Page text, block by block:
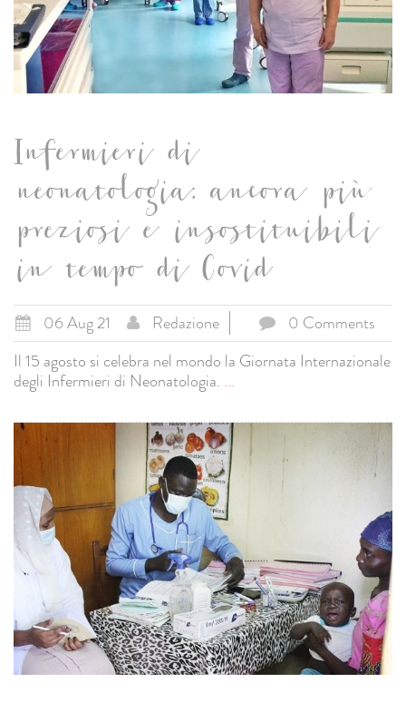
Infermieri di
neonatologia: ancora più
preziosi e insostituibili
in tempo di Covid
06 Aug 21 Redazione
0 Comments
Il 15 agosto si celebra nel mondo la Giornata Internazionale
degli Infermieri di Neonatologia. ...